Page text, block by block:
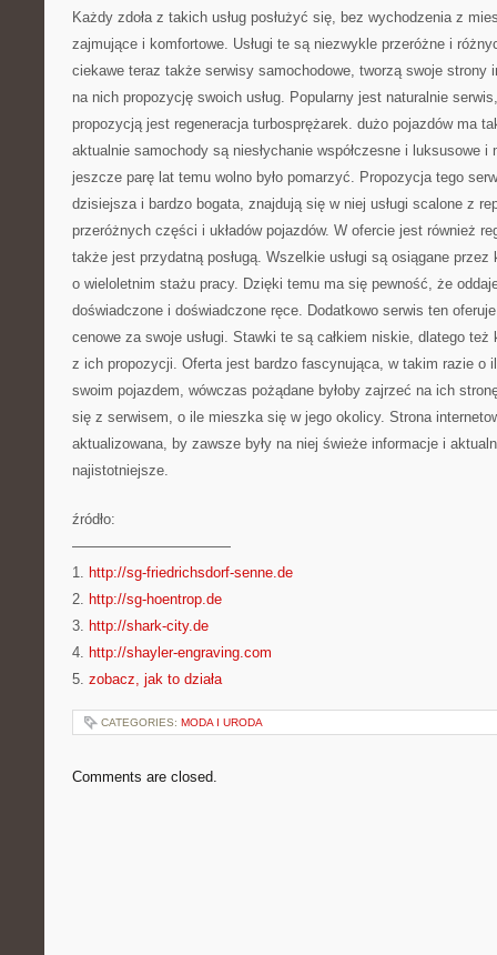
Każdy zdoła z takich usług posłużyć się, bez wychodzenia z
zajmujące i komfortowe. Usługi te są niezwykle przeróżne i
ciekawe teraz także serwisy samochodowe, tworzą swoje strony
na nich propozycję swoich usług. Popularny jest naturalnie
propozycją jest regeneracja turbosprężarek. dużo pojazdów ma
aktualnie samochody są niesłychanie współczesne i luksusowe
jeszcze parę lat temu wolno było pomarzyć. Propozycja tego
dzisiejsza i bardzo bogata, znajdują się w niej usługi scalone z
przeróżnych części i układów pojazdów. W ofercie jest również
także jest przydatną posługą. Wszelkie usługi są osiągane
o wieloletnim stażu pracy. Dzięki temu ma się pewność, że
doświadczone i doświadczone ręce. Dodatkowo serwis ten
cenowe za swoje usługi. Stawki te są całkiem niskie, dlatego też
z ich propozycji. Oferta jest bardzo fascynująca, w takim razie o
swoim pojazdem, wówczas pożądane byłoby zajrzeć na ich
się z serwisem, o ile mieszka się w jego okolicy. Strona
aktualizowana, by zawsze były na niej świeże informacje i
najistotniejsze.
źródło:
———————————
1. http://sg-friedrichsdorf-senne.de
2. http://sg-hoentrop.de
3. http://shark-city.de
4. http://shayler-engraving.com
5. zobacz, jak to działa
CATEGORIES: MODA I URODA
Comments are closed.